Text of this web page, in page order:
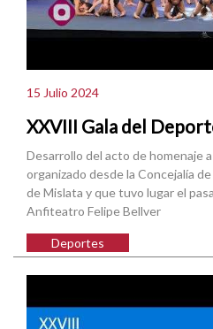
15 Julio 2024
XXVIII Gala del
Desarrollo del acto de homenaje
organizado desde la Concejalía
de Mislata y que tuvo lugar el
Anfiteatro Felipe Bellver
Deportes